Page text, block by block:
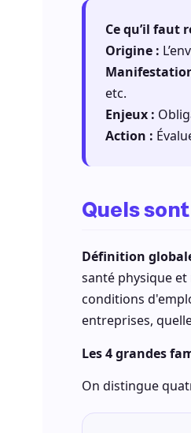
Ce qu’il faut
Origine :
etc.
Enjeux :
Action :
Quels
Définition
santé physique
conditions
entreprises,
Les 4 grandes
On distingue